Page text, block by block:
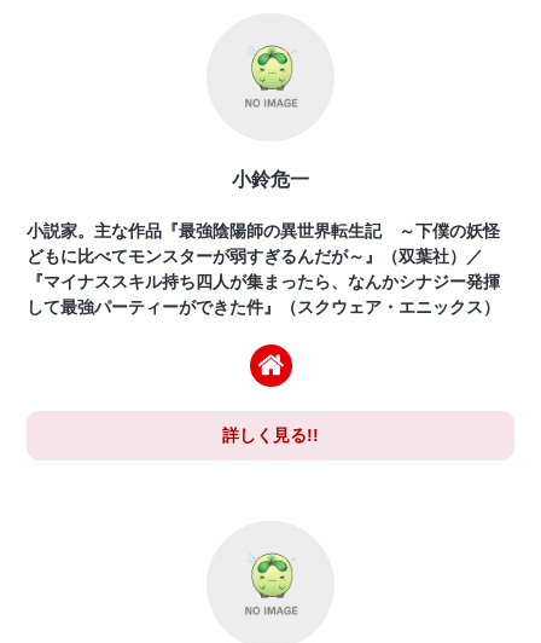
小鈴危一
小説家。主な作品『最強陰陽師の異世界転生記 ～下僕の妖怪
どもに比べてモンスターが弱すぎるんだが～』（双葉社）／
『マイナススキル持ち四人が集まったら、なんかシナジー発揮
して最強パーティーができた件』（スクウェア・エニックス）
詳しく見る!!